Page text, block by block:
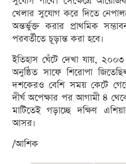
খেলার সুযোগ করে দিতে
অন্তর্ভুক্ত করার প্রাথমিক
পরবর্তীতে চূড়ান্ত করা হবে।
ইতিহাস ঘেঁটে দেখা যায়,
অনুষ্ঠিত সাফে শিরোপা
দশকেরও বেশি সময় কেটে
দীর্ঘ অপেক্ষার পর আগামী ৪
মাটিতেই গড়াচ্ছে দক্ষিণ
আসর।
/আশিক